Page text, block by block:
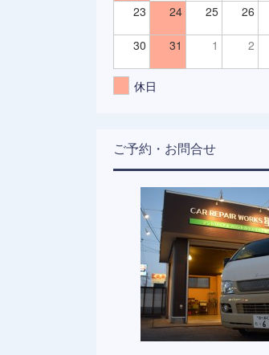
23 24 25 26
30 31 1 2
休日
ご予約・お問合せ